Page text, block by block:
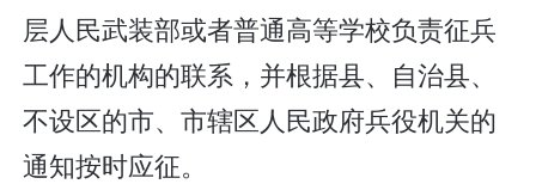
层人民武装部或者普通高等学校负责征兵
工作的机构的联系，并根据县、自治县、
不设区的市、市辖区人民政府兵役机关的
通知按时应征。